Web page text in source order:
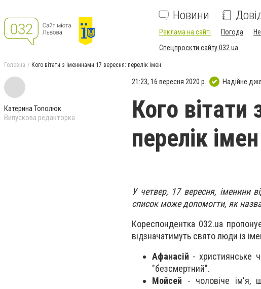
Новини
Реклама на сайті Погода
Спецпроєкти сайту 032.ua
Головна Кого вітати з іменинами 17 вересня: перелік імен
Катерина Тополюк
Випускова редакторка
21:23, 16 вересня 2020 р. Надійне
Кого
перелік імен
У четвер, 17 вересня, іменини
список може допомогти, як
Кореспондентка 032.ua
відзначатимуть свято люди із
Афанасій - християнське
"безсмертний".
Мойсей - чоловіче ім'я,